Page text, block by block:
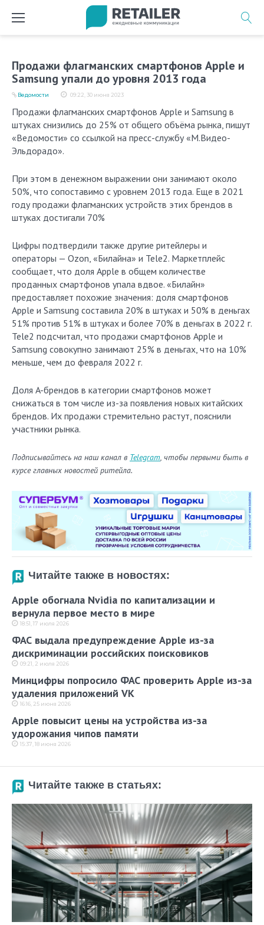
Продажи флагманских смартфонов Apple и
Samsung упали до уровня 2013 года
09:22, 30 июня 2023
Ведомости
Продажи флагманских смартфонов Apple и Samsung в
штуках снизились до 25% от общего объёма рынка, пишут
«Ведомости» со ссылкой на пресс-службу «М.Видео-
Эльдорадо».
При этом в денежном выражении они занимают около
50%, что сопоставимо с уровнем 2013 года. Еще в 2021
году продажи флагманских устройств этих брендов в
штуках достигали 70%
Цифры подтвердили также другие ритейлеры и
операторы — Ozon, «Билайна» и Tele2. Маркетплейс
сообщает, что доля Apple в общем количестве
проданных смартфонов упала вдвое. «Билайн»
предоставляет похожие значения: доля смартфонов
Apple и Samsung составила 20% в штуках и 50% в деньгах
51% против 51% в штуках и более 70% в деньгах в 2022 г.
Tele2 подсчитал, что продажи смартфонов Apple и
Samsung совокупно занимают 25% в деньгах, что на 10%
меньше, чем до февраля 2022 г.
Доля A-брендов в категории смартфонов может
снижаться в том числе из-за появления новых китайских
брендов. Их продажи стремительно растут, пояснили
участники рынка.
Подписывайтесь на наш канал в Telegram, чтобы первыми быть в
курсе главных новостей ритейла.
Читайте также в новостях:
Apple обогнала Nvidia по капитализации и
вернула первое место в мире
18:51, 17 июля 2026
ФАС выдала предупреждение Apple из-за
дискриминации российских поисковиков
09:21, 2 июля 2026
Минцифры попросило ФАС проверить Apple из-за
удаления приложений VK
16:16, 25 июня 2026
Apple повысит цены на устройства из-за
удорожания чипов памяти
15:37, 18 июня 2026
Читайте также в статьях: